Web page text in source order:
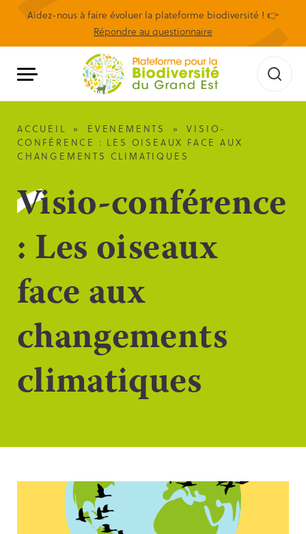
Aidez-nous à faire évoluer la plateforme biodiversité ! 👉
Répondre au questionnaire
ACCUEIL » EVENEMENTS »
VISIO-
CONFÉRENCE : LES OISEAUX FACE AUX
CHANGEMENTS CLIMATIQUES
Visio-conférence
: Les oiseaux
face aux
changements
climatiques